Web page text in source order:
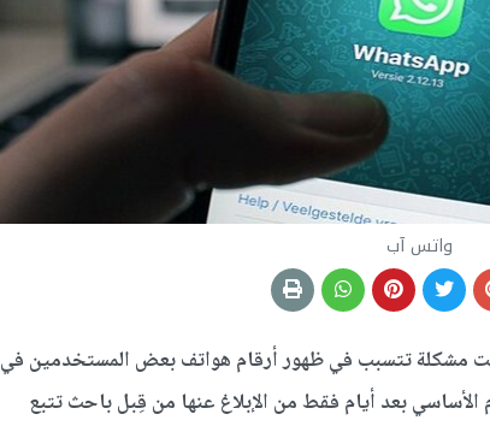
واتس آب
تتسبب في ظهور أرقام هواتف بعض المستخدمين في
بعد أيام فقط من الإبلاغ عنها من قِبل باحث تتبع